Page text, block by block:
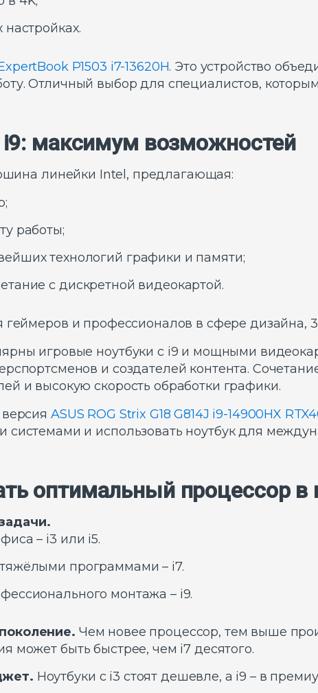
настройках.
P1503 i7-13620H. Это устройство
Отличный выбор для специалистов,
i9: максимум возможностей
линейки Intel, предлагающая:
работы;
технологий графики и памяти;
с дискретной видеокартой.
геймеров и профессионалов в сфере дизайна,
игровые ноутбуки с i9 и мощными
и создателей контента.
и высокую скорость обработки графики.
ASUS ROG Strix G18 G814J i9-14900HX
системами и использовать ноутбук для
оптимальный процессор в
– i3 или i5.
программами – i7.
монтажа – i9.
Чем новее процессор, тем выше
может быть быстрее, чем i7 десятого.
Ноутбуки с i3 стоят дешевле, а i9 – в